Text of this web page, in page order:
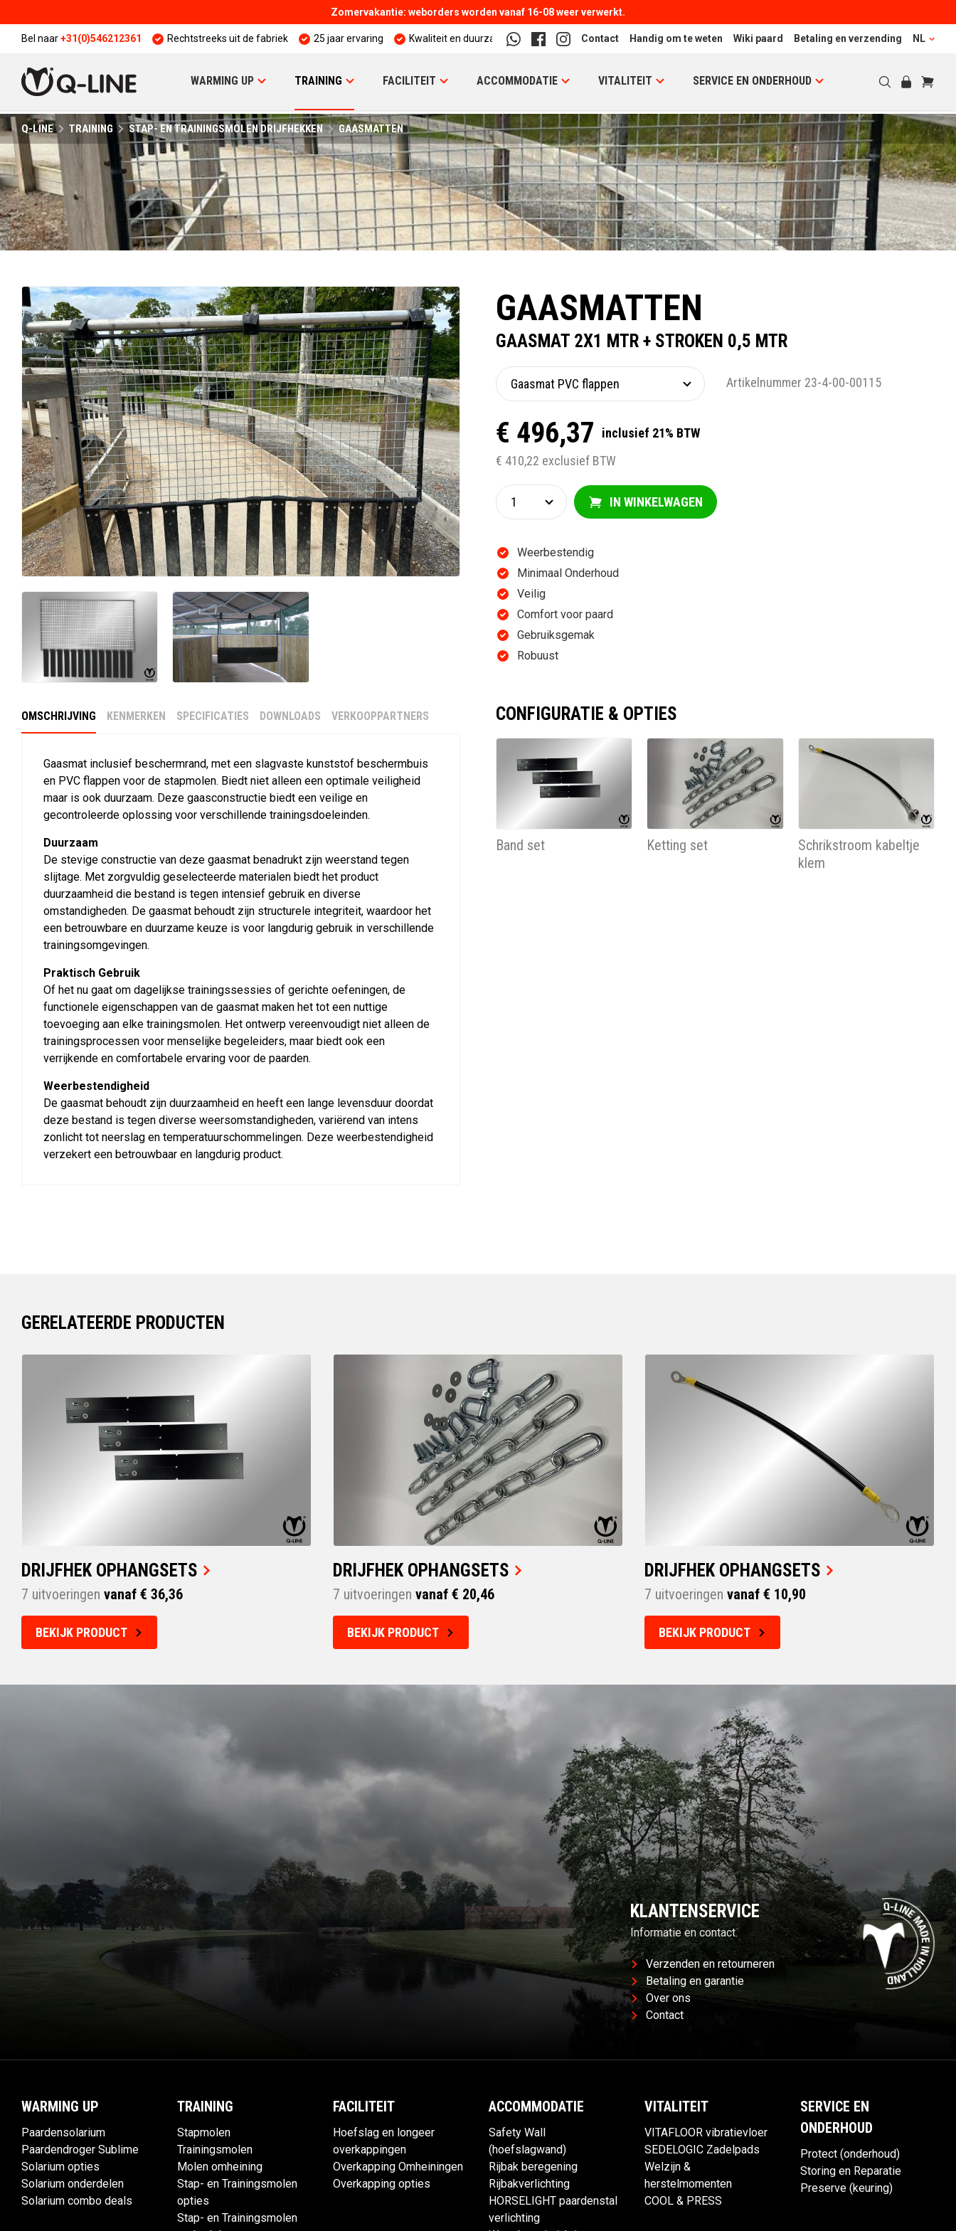
Zomervakantie: weborders worden vanaf 16-08 weer verwerkt.
Bel naar+31(0)546212361 Rechtstreeks uit de fabriek 25 jaar ervaring Kwaliteit en duurzaamheid Contact Handig om te weten Wiki paard Betaling en verzending NL
WARMING UP TRAINING FACILITEIT ACCOMMODATIE VITALITEIT SERVICE EN ONDERHOUD
Q-LINE TRAINING STAP- EN TRAININGSMOLEN DRIJFHEKKEN GAASMATTEN
GAASMATTEN
GAASMAT 2X1 MTR + STROKEN 0,5 MTR
Artikelnummer 23-4-00-00115
€ 496,37
inclusief 21% BTW
€ 410,22 exclusief BTW
IN WINKELWAGEN
Weerbestendig
Minimaal Onderhoud
Veilig
Comfort voor paard
Gebruiksgemak
Robuust
OMSCHRIJVING KENMERKEN SPECIFICATIES DOWNLOADS VERKOOPPARTNERS
Gaasmat inclusief beschermrand, met een slagvaste kunststof beschermbuis
en PVC flappen voor de stapmolen. Biedt niet alleen een optimale veiligheid
maar is ook duurzaam. Deze gaasconstructie biedt een veilige en
gecontroleerde oplossing voor verschillende trainingsdoeleinden.
Duurzaam
De stevige constructie van deze gaasmat benadrukt zijn weerstand tegen
slijtage. Met zorgvuldig geselecteerde materialen biedt het product
duurzaamheid die bestand is tegen intensief gebruik en diverse
omstandigheden. De gaasmat behoudt zijn structurele integriteit, waardoor het
een betrouwbare en duurzame keuze is voor langdurig gebruik in verschillende
trainingsomgevingen.
Praktisch Gebruik
Of het nu gaat om dagelijkse trainingssessies of gerichte oefeningen, de
functionele eigenschappen van de gaasmat maken het tot een nuttige
toevoeging aan elke trainingsmolen. Het ontwerp vereenvoudigt niet alleen de
trainingsprocessen voor menselijke begeleiders, maar biedt ook een
verrijkende en comfortabele ervaring voor de paarden.
Weerbestendigheid
De gaasmat behoudt zijn duurzaamheid en heeft een lange levensduur doordat
deze bestand is tegen diverse weersomstandigheden, variërend van intens
zonlicht tot neerslag en temperatuurschommelingen. Deze weerbestendigheid
verzekert een betrouwbaar en langdurig product.
CONFIGURATIE & OPTIES
Band set Ketting set
Schrikstroom kabeltje
klem
GERELATEERDE PRODUCTEN
DRIJFHEK OPHANGSETS
7 uitvoeringen vanaf € 36,36
BEKIJK PRODUCT
DRIJFHEK OPHANGSETS
7 uitvoeringen vanaf € 20,46
BEKIJK PRODUCT
DRIJFHEK OPHANGSETS
7 uitvoeringen vanaf € 10,90
BEKIJK PRODUCT
KLANTENSERVICE
Informatie en contact.
Verzenden en retourneren
Betaling en garantie
Over ons
Contact
WARMING UP
Paardensolarium
Paardendroger Sublime
Solarium opties
Solarium onderdelen
Solarium combo deals
TRAINING
Stapmolen
Trainingsmolen
Molen omheining
Stap- en Trainingsmolen
opties
Stap- en Trainingsmolen
FACILITEIT
Hoefslag en longeer
overkappingen
Overkapping Omheiningen
Overkapping opties
ACCOMMODATIE
Safety Wall
(hoefslagwand)
Rijbak beregening
Rijbakverlichting
HORSELIGHT paardenstal
verlichting
VITALITEIT
VITAFLOOR vibratievloer
SEDELOGIC Zadelpads
Welzijn &
herstelmomenten
COOL & PRESS
SERVICE EN
ONDERHOUD
Protect (onderhoud)
Storing en Reparatie
Preserve (keuring)